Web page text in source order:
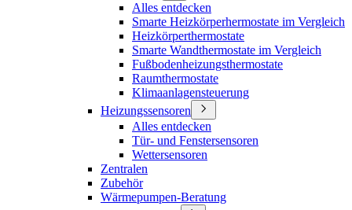
Alles entdecken
Smarte Heizkörperhermostate im Vergleich
Heizkörperthermostate
Smarte Wandthermostate im Vergleich
Fußbodenheizungsthermostate
Raumthermostate
Klimaanlagensteuerung
Heizungssensoren
Alles entdecken
Tür- und Fenstersensoren
Wettersensoren
Zentralen
Zubehör
Wärmepumpen-Beratung